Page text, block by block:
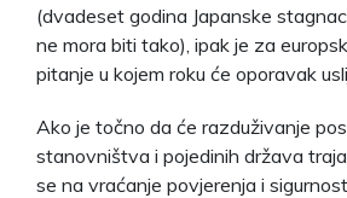
(dvadeset godina Japanske
ne mora biti tako), ipak je za
pitanje u kojem roku će oporavak
Ako je točno da će razduživanje
stanovništva i pojedinih država
se na vraćanje povjerenja i